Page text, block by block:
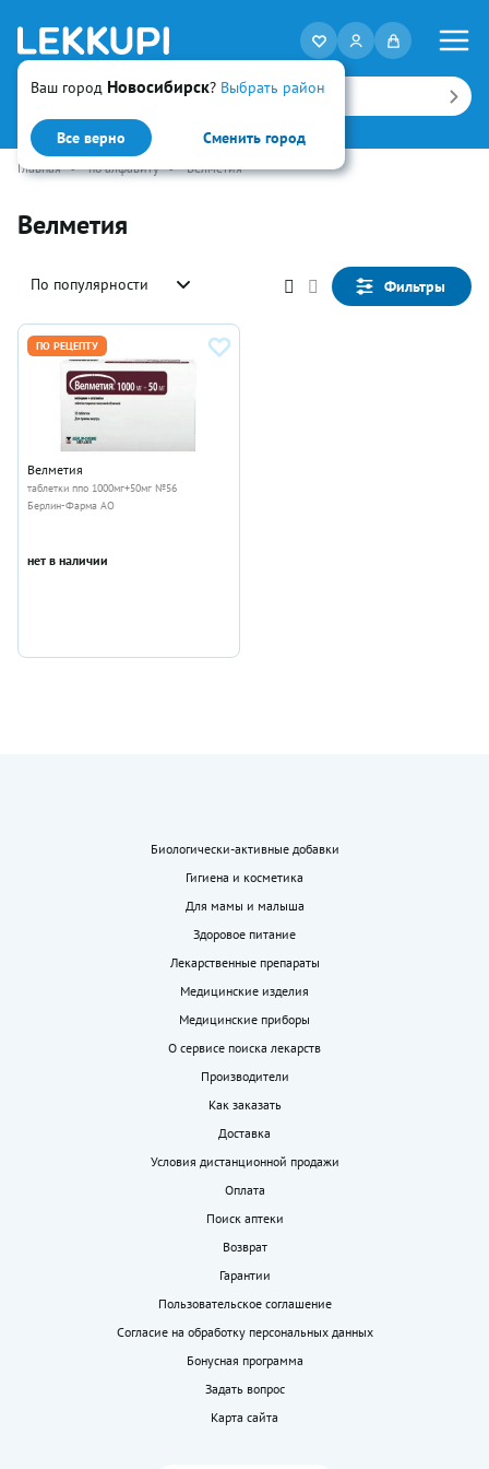
Ваш город Новосибирск? Выбрать район
Все верно Сменить город
Искать
Главная • по алфавиту • Велметия
Велметия
По популярности Фильтры
ПО РЕЦЕПТУ
Велметия
таблетки ппо 1000мг+50мг №56
Берлин-Фарма АО
нет в наличии
Биологически-активные добавки
Гигиена и косметика
Для мамы и малыша
Здоровое питание
Лекарственные препараты
Медицинские изделия
Медицинские приборы
О сервисе поиска лекарств
Производители
Как заказать
Доставка
Условия дистанционной продажи
Оплата
Поиск аптеки
Возврат
Гарантии
Пользовательское соглашение
Согласие на обработку персональных данных
Бонусная программа
Задать вопрос
Карта сайта